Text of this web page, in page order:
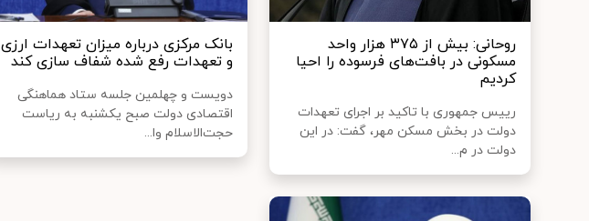
روحانی: بیش از ۳۷۵ هزار واحد
مسکونی در بافت‌های فرسوده را احیا
کردیم
رییس جمهوری با تاکید بر اجرای تعهدات
دولت در بخش مسکن مهر، گفت: در این
دولت در م...
بانک مرکزی درباره میزان تعهدات ارزی
و تعهدات رفع شده شفاف سازی کند
دویست و چهلمین جلسه ستاد هماهنگی
اقتصادی دولت صبح یکشنبه به ریاست
حجت‌الاسلام وا...